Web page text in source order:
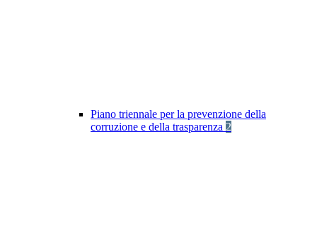
Piano triennale per la prevenzione della
corruzione e della trasparenza 2